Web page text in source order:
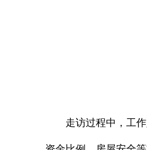
走访过程中，工